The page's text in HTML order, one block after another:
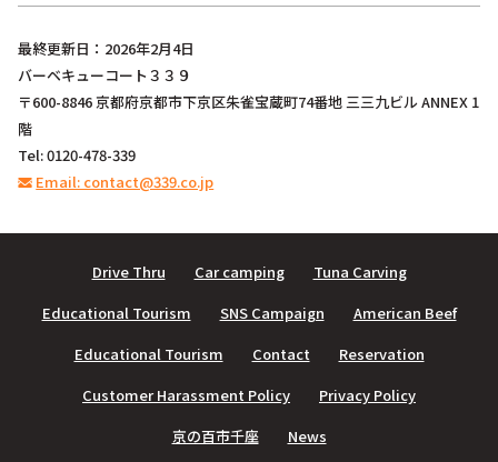
最終更新日：2026年2月4日
バーベキューコート３３９
〒600-8846 京都府京都市下京区朱雀宝蔵町74番地 三三九ビル ANNEX 1
階
Tel: 0120-478-339
Email: contact@339.co.jp
Drive Thru Car camping
Tuna Carving
Educational Tourism
SNS Campaign
American Beef
Educational Tourism
Contact
Reservation
Customer Harassment Policy
Privacy Policy
京の百市千座
News